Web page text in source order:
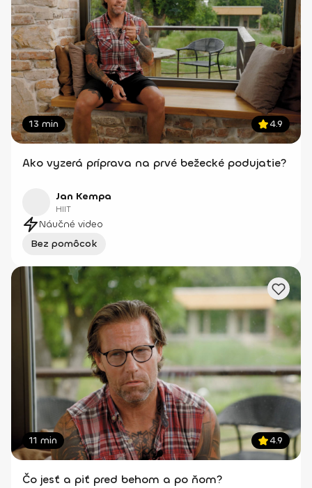
13 min 4.9
Ako vyzerá príprava na prvé bežecké podujatie?
Jan Kempa
HIIT
Náučné video
Bez pomôcok
11 min 4.9
Čo jesť a piť pred behom a po ňom?